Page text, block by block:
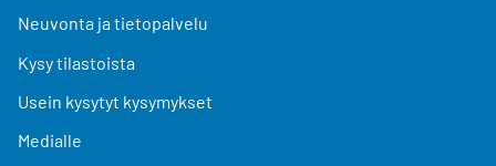
Neuvonta ja tietopalvelu
Kysy tilastoista
Usein kysytyt kysymykset
Medialle